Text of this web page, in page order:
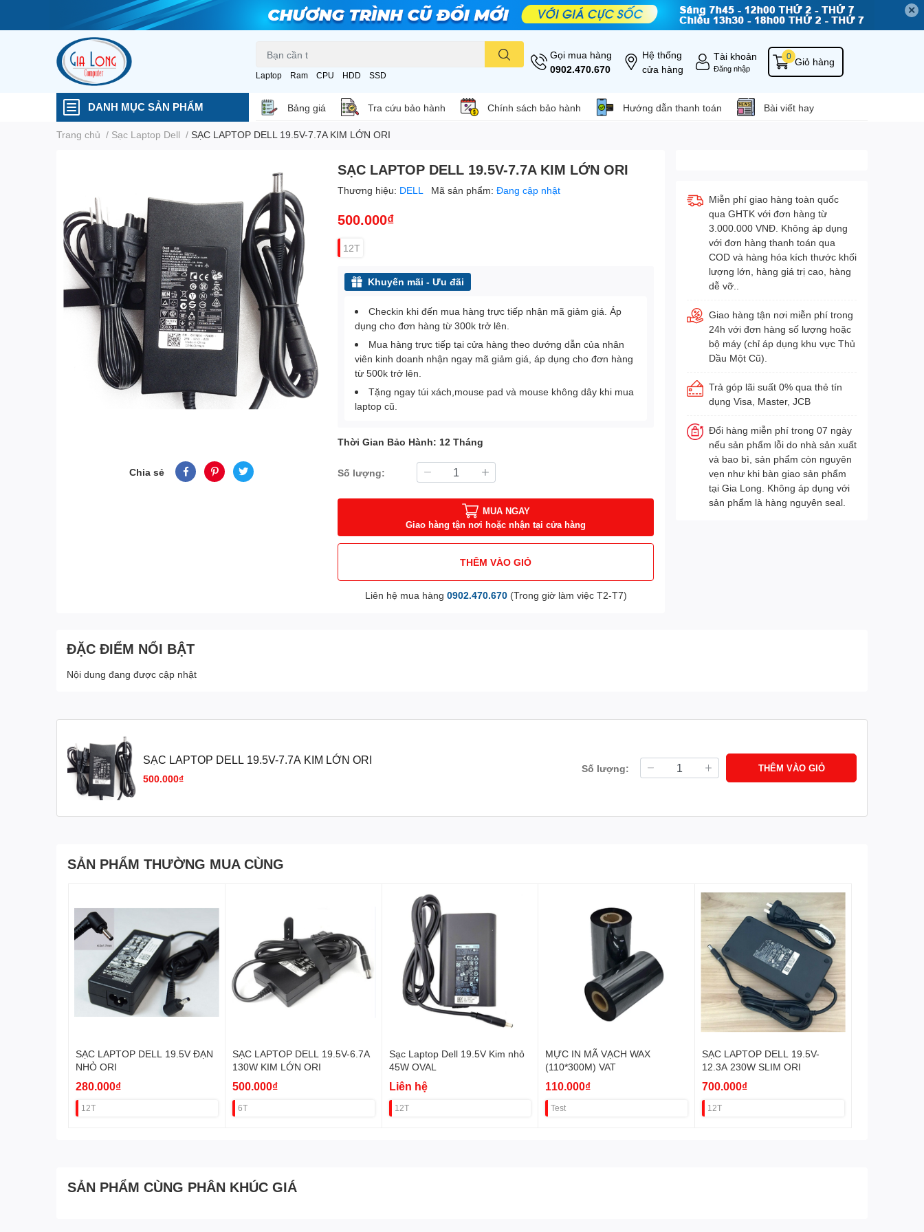
✕
Laptop Ram CPU HDD SSD
Gọi mua hàng
0902.470.670
Hệ thống
cửa hàng
Tài khoản
Đăng nhập
Giỏ hàng
0
DANH MỤC SẢN PHẨM Bảng giá Tra cứu bảo hành Chính sách bảo hành Hướng dẫn thanh toán Bài viết hay
Trang chủ / Sạc Laptop Dell / SẠC LAPTOP DELL 19.5V-7.7A KIM LỚN ORI
Chia sẻ
SẠC LAPTOP DELL 19.5V-7.7A KIM LỚN ORI
Thương hiệu: DELL Mã sản phẩm:Đang cập nhật
500.000₫
12T
Khuyến mãi - Ưu đãi
Checkin khi đến mua hàng trực tiếp nhận mã giảm giá. Áp
dụng cho đơn hàng từ 300k trở lên.
Mua hàng trực tiếp tại cửa hàng theo dướng dẫn của nhân
viên kinh doanh nhận ngay mã giảm giá, áp dụng cho đơn hàng
từ 500k trở lên.
Tặng ngay túi xách,mouse pad và mouse không dây khi mua
laptop cũ.
Thời Gian Bảo Hành: 12 Tháng
Số lượng:
MUA NGAY
Giao hàng tận nơi hoặc nhận tại cửa hàng
THÊM VÀO GIỎ
Liên hệ mua hàng 0902.470.670(Trong giờ làm việc T2-T7)
Miễn phí giao hàng toàn quốc
qua GHTK với đơn hàng từ
3.000.000 VNĐ. Không áp dụng
với đơn hàng thanh toán qua
COD và hàng hóa kích thước khối
lượng lớn, hàng giá trị cao, hàng
dễ vỡ..
Giao hàng tận nơi miễn phí trong
24h với đơn hàng số lượng hoặc
bộ máy (chỉ áp dụng khu vực Thủ
Dầu Một Cũ).
Trả góp lãi suất 0% qua thẻ tín
dụng Visa, Master, JCB
Đổi hàng miễn phí trong 07 ngày
nếu sản phẩm lỗi do nhà sản xuất
và bao bì, sản phẩm còn nguyên
vẹn như khi bàn giao sản phẩm
tại Gia Long. Không áp dụng với
sản phẩm là hàng nguyên seal.
ĐẶC ĐIỂM NỔI BẬT
Nội dung đang được cập nhật
SẠC LAPTOP DELL 19.5V-7.7A KIM LỚN ORI
500.000₫
Số lượng: THÊM VÀO GIỎ
SẢN PHẨM THƯỜNG MUA CÙNG
SẠC LAPTOP DELL 19.5V ĐẠN
NHỎ ORI
280.000₫
12T
SẠC LAPTOP DELL 19.5V-6.7A
130W KIM LỚN ORI
500.000₫
6T
Sạc Laptop Dell 19.5V Kim nhỏ
45W OVAL
Liên hệ
12T
MỰC IN MÃ VẠCH WAX
(110*300M) VAT
110.000₫
Test
SẠC LAPTOP DELL 19.5V-
12.3A 230W SLIM ORI
700.000₫
12T
SẢN PHẨM CÙNG PHÂN KHÚC GIÁ